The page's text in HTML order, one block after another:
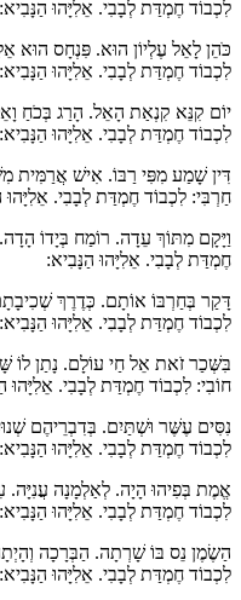
לִכְבוֹד חֶמְדַּת לְבָבִי. אֵלִיָּהוּ הַנָּבִיא:
כֹּהֵן לָאֵל עֶלְיוֹן הוּא. פִּנְחָס הוּא
לִכְבוֹד חֶמְדַּת לְבָבִי. אֵלִיָּהוּ הַנָּבִיא:
יוֹם קִנֵּא קִנְאַת הָאֵל. הָרַג בְּכֹחַ
לִכְבוֹד חֶמְדַּת לְבָבִי. אֵלִיָּהוּ הַנָּבִיא:
דִּין שָׁמַע מִפִּי רַבּוֹ. אִישׁ אֲרַמִּית
חַרְבִּי: לִכְבוֹד חֶמְדַּת לְבָבִי. אֵלִיָּהוּ
וַיָּקָם מִתּוֹךְ עֵדָה. רוֹמַח בְּיָדוֹ
חֶמְדַּת לְבָבִי. אֵלִיָּהוּ הַנָּבִיא:
דָּקַר בְּחַרְבּוֹ אוֹתָם. כְּדֶרֶךְ
לִכְבוֹד חֶמְדַּת לְבָבִי. אֵלִיָּהוּ הַנָּבִיא:
בִּשְּׁכַר זֹאת אֵל חַי עוֹלָם. נָתַן לוֹ
חוֹבִי: לִכְבוֹד חֶמְדַּת לְבָבִי.
נִסִּים עֶשֶּׁר וּשְׁתַּיִם. בְּדִבְרֵיהֶם
לִכְבוֹד חֶמְדַּת לְבָבִי. אֵלִיָּהוּ הַנָּבִיא:
אֱמֶת בְּפִיהוּ הָיָה. לְאַלְמָנָה
לִכְבוֹד חֶמְדַּת לְבָבִי. אֵלִיָּהוּ הַנָּבִיא:
הַשֶׂמֶן נֵס בּוֹ שָׁרְתָה. הַבְּרָכָה
לִכְבוֹד חֶמְדַּת לְבָבִי. אֵלִיָּהוּ הַנָּבִיא: